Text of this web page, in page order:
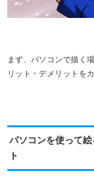
まず、パソコンで描く
リット・デメリットを
パソコンを使って
ト